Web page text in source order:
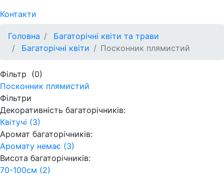
Контакти
Головна
Багаторічні квіти та трави
Багаторічні квіти
Посконник плямистий
Фільтр (0)
Посконник плямистий
Фільтри
Декоративність багаторічників:
Квітучі (3)
Аромат багаторічників:
Аромату немає (3)
Висота багаторічників:
70-100см (2)